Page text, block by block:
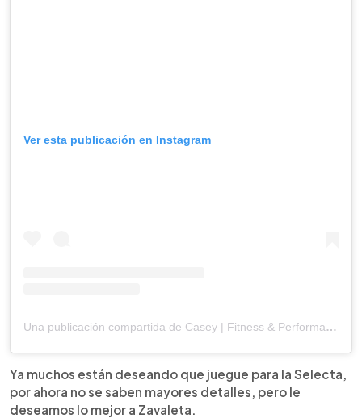
Ver esta publicación en Instagram
Una publicación compartida de Casey | Fitness & Performance, CSCS (@caseymzav)
Ya muchos están deseando que juegue para la Selecta,
por ahora no se saben mayores detalles, pero le
deseamos lo mejor a Zavaleta.